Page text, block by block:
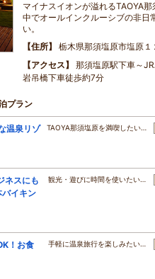
マイナスイオンが溢れるTAOYA
中でオールインクルーシブの非日
い。
住所
栃木県那須塩原市塩原１
アクセス
那須塩原駅下車～
岩吊橋下車徒歩約7分
プラン
温泉リゾ
TAOYA那須塩原を満喫したい…
ネスにも
バイキン
観光・遊びに時間を使いたい…
！お食
手軽に温泉旅行を楽しみたい…